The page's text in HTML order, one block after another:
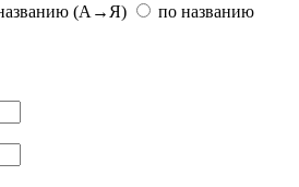
(А→Я)
по названию